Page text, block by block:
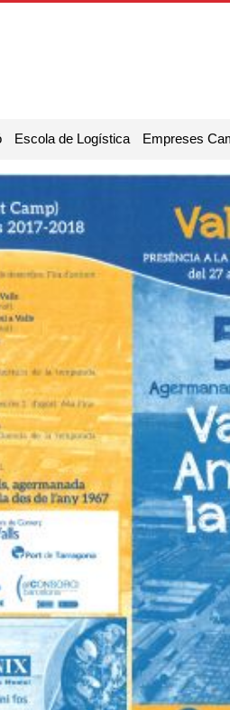
Escola de Logística Empreses